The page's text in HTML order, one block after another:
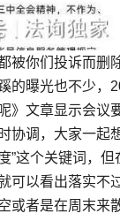
被你们投诉而删
的曝光也不少，
》文章显示会议
协调，大家一起
”这个关键词，
可以看出落实不
或者是在周末来